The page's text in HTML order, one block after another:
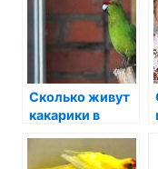
Сколько живут
какарики в
условиях?